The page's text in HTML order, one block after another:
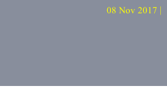
08 Nov 2017 |